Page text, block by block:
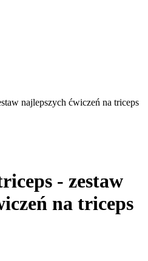
najlepszych ćwiczeń na triceps
- zestaw
na triceps